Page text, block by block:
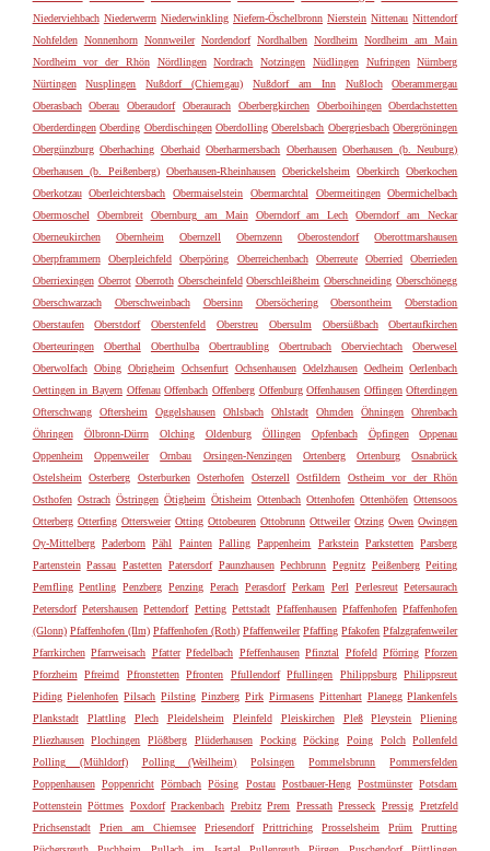
Niederviehbach Niederwerrn Niederwinkling Niefern-Öschelbronn Nierstein Nittenau Nittendorf
Nohfelden Nonnenhorn Nonnweiler Nordendorf Nordhalben Nordheim
Nordheim am Main
Nordheim vor der Rhön
Nördlingen Nordrach Notzingen Nüdlingen Nufringen
Nürnberg
Nürtingen
Nusplingen Nußdorf (Chiemgau) Nußdorf am Inn Nußloch
Oberammergau
Oberasbach
Oberau Oberaudorf Oberaurach Oberbergkirchen Oberboihingen
Oberdachstetten
Oberderdingen Oberding Oberdischingen Oberdolling Oberelsbach Obergriesbach Obergröningen
Obergünzburg Oberhaching Oberhaid Oberharmersbach Oberhausen Oberhausen (b. Neuburg)
Oberhausen (b. Peißenberg) Oberhausen-Rheinhausen Oberickelsheim Oberkirch Oberkochen
Oberkotzau
Oberleichtersbach Obermaiselstein Obermarchtal Obermeitingen
Obermichelbach
Obermoschel
Obernbreit Obernburg am Main Oberndorf am Lech
Oberndorf am Neckar
Oberneukirchen
Obernheim Obernzell Obernzenn Oberostendorf
Oberottmarshausen
Oberpframmern
Oberpleichfeld Oberpöring Oberreichenbach Oberreute Oberried
Oberrieden
Oberriexingen Oberrot Oberroth Oberscheinfeld Oberschleißheim Oberschneiding Oberschönegg
Oberschwarzach
Oberschweinbach Obersinn Obersöchering Obersontheim
Oberstadion
Oberstaufen
Oberstdorf Oberstenfeld Oberstreu Obersulm Obersüßbach
Obertaufkirchen
Oberteuringen
Oberthal Oberthulba Obertraubling Obertrubach Oberviechtach
Oberwesel
Oberwolfach Obing Obrigheim Ochsenfurt Ochsenhausen Odelzhausen Oedheim Oerlenbach
Oettingen in Bayern Offenau Offenbach Offenberg Offenburg Offenhausen Offingen Ofterdingen
Ofterschwang
Oftersheim Oggelshausen Ohlsbach Ohlstadt Ohmden Öhningen
Ohrenbach
Öhringen
Ölbronn-Dürrn Olching Oldenburg Öllingen Opfenbach Öpfingen
Oppenau
Oppenheim
Oppenweiler Ornbau Orsingen-Nenzingen Ortenberg Ortenburg
Osnabrück
Ostelsheim
Osterberg Osterburken Osterhofen Osterzell Ostfildern
Ostheim vor der Rhön
Osthofen Ostrach Östringen Ötigheim Ötisheim Ottenbach Ottenhofen Ottenhöfen Ottensoos
Otterberg Otterfing Ottersweier Otting Ottobeuren Ottobrunn Ottweiler Otzing Owen Owingen
Oy-Mittelberg Paderborn Pähl Painten Palling Pappenheim Parkstein Parkstetten Parsberg
Partenstein Passau Pastetten Patersdorf Paunzhausen Pechbrunn Pegnitz Peißenberg Peiting
Pemfling Pentling Penzberg Penzing Perach Perasdorf Perkam Perl Perlesreut Petersaurach
Petersdorf Petershausen Pettendorf Petting Pettstadt Pfaffenhausen Pfaffenhofen Pfaffenhofen
(Glonn) Pfaffenhofen (Ilm) Pfaffenhofen (Roth) Pfaffenweiler Pfaffing Pfakofen Pfalzgrafenweiler
Pfarrkirchen Pfarrweisach Pfatter Pfedelbach Pfeffenhausen Pfinztal Pfofeld Pförring Pforzen
Pforzheim
Pfreimd Pfronstetten Pfronten Pfullendorf Pfullingen Philippsburg Philippsreut
Piding Pielenhofen Pilsach Pilsting Pinzberg Pirk Pirmasens Pittenhart Planegg Plankenfels
Plankstadt
Plattling Plech Pleidelsheim Pleinfeld Pleiskirchen Pleß Pleystein
Pliening
Pliezhausen
Plochingen Plößberg Plüderhausen Pocking Pöcking Poing Polch
Pollenfeld
Polling (Mühldorf)
Polling (Weilheim) Polsingen Pommelsbrunn
Pommersfelden
Poppenhausen Poppenricht Pörnbach Pösing Postau Postbauer-Heng Postmünster Potsdam
Pottenstein Pöttmes Poxdorf Prackenbach Prebitz Prem Pressath Presseck Pressig Pretzfeld
Prichsenstadt
Prien am Chiemsee Priesendorf Prittriching Prosselsheim Prüm
Prutting